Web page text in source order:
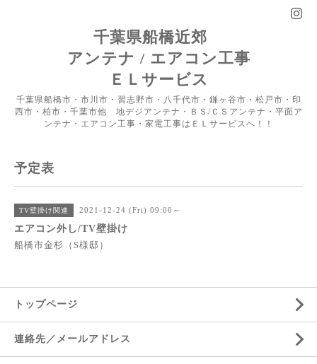
千葉県船橋近郊
アンテナ / エアコン工事
ＥＬサービス
千葉県船橋市・市川市・習志野市・八千代市・鎌ヶ谷市・松戸市・印
西市・柏市・千葉市他 地デジアンテナ・ＢＳ/ＣＳアンテナ・平面ア
ンテナ・エアコン工事・家電工事はＥＬサービスへ！！
予定表
TV壁掛け関連 2021-12-24 (Fri) 09:00～
エアコン外し/TV壁掛け
船橋市金杉（S様邸）
トップページ
連絡先／メールアドレス